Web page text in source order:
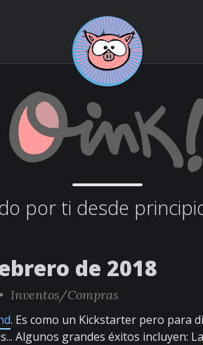
por ti desde
de 2018
Inventos/Compras
. Es como un Kickstarter pero para
Algunos grandes éxitos incluyen: La